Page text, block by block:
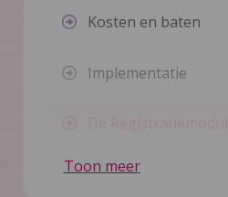
Kosten en baten
Implementatie
De Registratiemodule
Landelijke dekking
Toon meer